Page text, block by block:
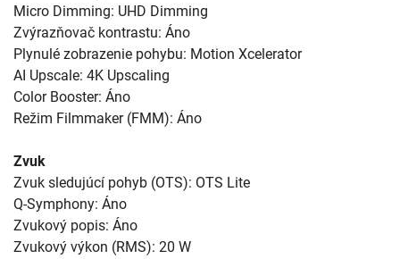
Micro Dimming: UHD Dimming
Zvýrazňovač kontrastu: Áno
Plynulé zobrazenie pohybu: Motion Xcelerator
AI Upscale: 4K Upscaling
Color Booster: Áno
Režim Filmmaker (FMM): Áno
Zvuk
Zvuk sledujúcí pohyb (OTS): OTS Lite
Q-Symphony: Áno
Zvukový popis: Áno
Zvukový výkon (RMS): 20 W